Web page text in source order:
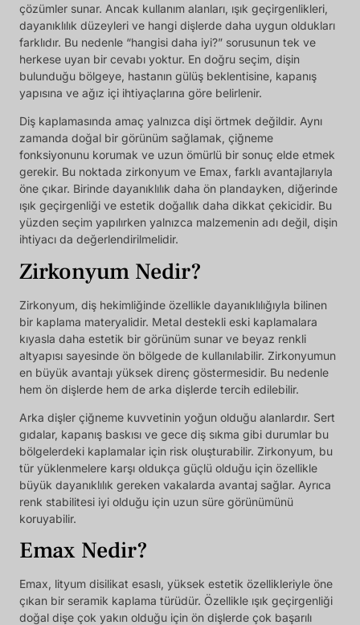
çözümler sunar. Ancak kullanım alanları, ışık geçirgenlikleri,
dayanıklılık düzeyleri ve hangi dişlerde daha uygun oldukları
farklıdır. Bu nedenle “hangisi daha iyi?” sorusunun tek ve
herkese uyan bir cevabı yoktur. En doğru seçim, dişin
bulunduğu bölgeye, hastanın gülüş beklentisine, kapanış
yapısına ve ağız içi ihtiyaçlarına göre belirlenir.
Diş kaplamasında amaç yalnızca dişi örtmek değildir. Aynı
zamanda doğal bir görünüm sağlamak, çiğneme
fonksiyonunu korumak ve uzun ömürlü bir sonuç elde etmek
gerekir. Bu noktada zirkonyum ve Emax, farklı avantajlarıyla
öne çıkar. Birinde dayanıklılık daha ön plandayken, diğerinde
ışık geçirgenliği ve estetik doğallık daha dikkat çekicidir. Bu
yüzden seçim yapılırken yalnızca malzemenin adı değil, dişin
ihtiyacı da değerlendirilmelidir.
Zirkonyum Nedir?
Zirkonyum, diş hekimliğinde özellikle dayanıklılığıyla bilinen
bir kaplama materyalidir. Metal destekli eski kaplamalara
kıyasla daha estetik bir görünüm sunar ve beyaz renkli
altyapısı sayesinde ön bölgede de kullanılabilir. Zirkonyumun
en büyük avantajı yüksek direnç göstermesidir. Bu nedenle
hem ön dişlerde hem de arka dişlerde tercih edilebilir.
Arka dişler çiğneme kuvvetinin yoğun olduğu alanlardır. Sert
gıdalar, kapanış baskısı ve gece diş sıkma gibi durumlar bu
bölgelerdeki kaplamalar için risk oluşturabilir. Zirkonyum, bu
tür yüklenmelere karşı oldukça güçlü olduğu için özellikle
büyük dayanıklılık gereken vakalarda avantaj sağlar. Ayrıca
renk stabilitesi iyi olduğu için uzun süre görünümünü
koruyabilir.
Emax Nedir?
Emax, lityum disilikat esaslı, yüksek estetik özellikleriyle öne
çıkan bir seramik kaplama türüdür. Özellikle ışık geçirgenliği
doğal dişe çok yakın olduğu için ön dişlerde çok başarılı